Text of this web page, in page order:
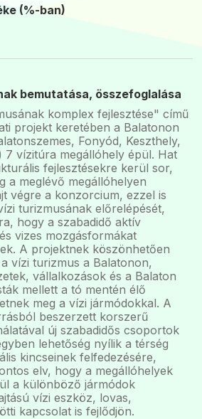
(%-ban)
bemutatása, összefoglalása
komplex fejlesztése" című
projekt keretében a Balatonon
Fonyód, Keszthely,
7 vízitúra megállóhely épül. Hat
fejlesztésekre kerül sor,
a meglévő megállóhelyen
végre a konzorcium, ezzel is
turizmusának előrelépését,
hogy a szabadidő aktív
vizes mozgásformákat
A projektnek köszönhetően
vízi turizmus a Balatonon,
vállalkozások és a Balaton
mellett a tó mentén élő
meg a vízi jármódokkal. A
beszerzett korszerű
új szabadidős csoportok
lehetőség nyílik a térség
kincseinek felfedezésére,
elv, hogy a megállóhelyek
a különböző jármódok
vízi eszköz, lovas,
kapcsolat is fejlődjön.